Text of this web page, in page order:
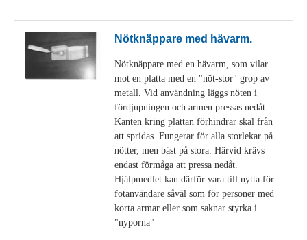
Nötknäppare med hävarm.
Nötknäppare med en hävarm, som vilar
mot en platta med en "nöt-stor" grop av
metall. Vid användning läggs nöten i
fördjupningen och armen pressas nedåt.
Kanten kring plattan förhindrar skal från
att spridas. Fungerar för alla storlekar på
nötter, men bäst på stora. Härvid krävs
endast förmåga att pressa nedåt.
Hjälpmedlet kan därför vara till nytta för
fotanvändare såväl som för personer med
korta armar eller som saknar styrka i
"nyporna"